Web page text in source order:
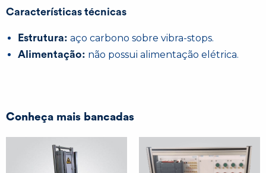
Características técnicas
Estrutura: aço carbono sobre vibra-stops.
Alimentação: não possui alimentação elétrica.
Conheça mais bancadas